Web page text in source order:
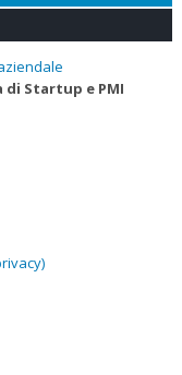
Startup e PMI